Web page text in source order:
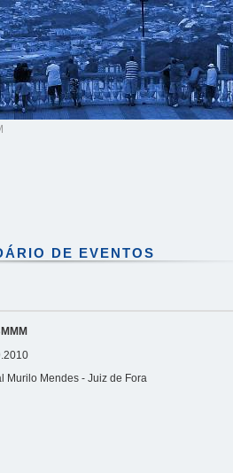
DE EVENTOS
Murilo Mendes - Juiz de Fora